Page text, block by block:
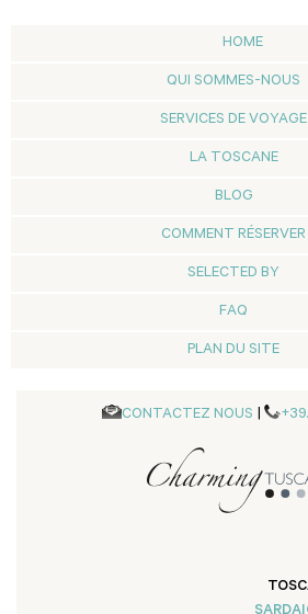
HOME
QUI SOMMES-NOUS
SERVICES DE VOYAGE
LA TOSCANE
BLOG
COMMENT RÉSERVER
SELECTED BY
FAQ
PLAN DU SITE
CONTACTEZ NOUS |